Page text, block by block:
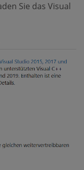
Sie das Visual